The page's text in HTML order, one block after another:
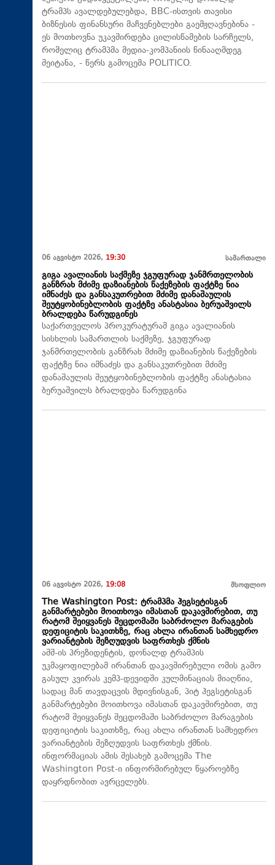
ტრამპს ავალდებულებდა, BBC-ისთვის თავისი
ბიზნესის ფინანსური მაჩვენებლები გაემჟღავნებინა -
ეს მოთხოვნა უკავშირდება ცილისწამების სარჩელს,
რომელიც ტრამპმა მედია-კომპანიის წინააღმდეგ
შეიტანა, - წერს გამოცემა POLITICO.
06 აგვისტო 2026, 19:30 სამართალი
გიგა ავალიანის საქმეზე ჯგუფურად ჯანმრთელობის
განზრახ მძიმე დაზიანების წაქეზების ფაქტზე ნია
იმნაძეს და განსაკუთრებით მძიმე დანაშაულის
შეუტყობინებლობის ფაქტზე ანასტასია ბერუაშვილს
ბრალდება წარუდგინეს
საქართველოს პროკურატურამ გიგა ავალიანის
სისხლის სამართლის საქმეზე, ჯგუფურად
ჯანმრთელობის განზრახ მძიმე დაზიანების წაქეზების
ფაქტზე ნია იმნაძეს და განსაკუთრებით მძიმე
დანაშაულის შეუტყობინებლობის ფაქტზე ანასტასია
ბერუაშვილს ბრალდება წარუდგინა
06 აგვისტო 2026, 19:08 მსოფლიო
The Washington Post: ტრამპმა ჰეგსეტისგან
განმარტებები მოითხოვა იმასთან დაკავშირებით, თუ
რატომ შეიყვანეს შეცდომაში საბრძოლო მარაგების
დეფიციტის საკითხზე, რაც ახლა ირანთან სამხედრო
ვარიანტების შეზღუდვის საფრთხეს ქმნის
აშშ-ის პრეზიდენტის, დონალდ ტრამპის
უკმაყოფილებამ ირანთან დაკავშირებული ომის გამო
გასულ კვირას კემპ-დევიდში კულმინაციას მიაღწია,
სადაც მან თავდაცვის მდივნისგან, პიტ ჰეგსეტისგან
განმარტებები მოითხოვა იმასთან დაკავშირებით, თუ
რატომ შეიყვანეს შეცდომაში საბრძოლო მარაგების
დეფიციტის საკითხზე, რაც ახლა ირანთან სამხედრო
ვარიანტების შეზღუდვის საფრთხეს ქმნის.
ინფორმაციას ამის შესახებ გამოცემა The
Washington Post-ი ინფორმირებულ წყაროებზე
დაყრდნობით ავრცელებს.